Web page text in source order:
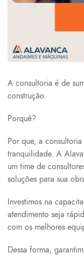
A consultoria é de
construção.
Porquê?
Por que, a
tranquilidade. A
um time de
soluções para sua
Investimos na
atendimento seja
com os melhores
Dessa forma,